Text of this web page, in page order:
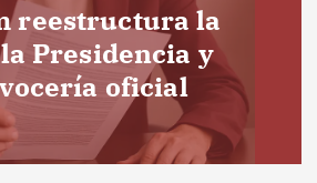
reestructura la
Presidencia y
oficial